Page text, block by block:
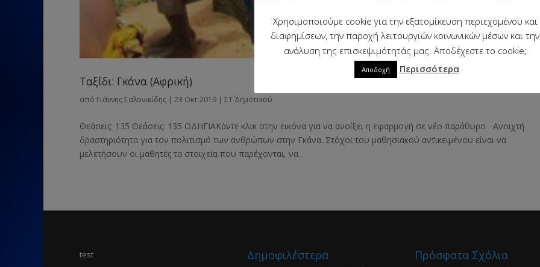
Ταξίδι: Γκάνα (Αφρική)
από Γιάννης Σαλονικίδης | 23 Οκτ 2019 | ΣΤ΄ Δημοτικού
Θεάσεις: 135 Θεάσεις: 135 ΟΔΗΓΙΑΚάντε κλικ στην εικόνα για να ανοίξει η εφαρμογή σε νέο παράθυρο Ανοιχτή
δραστηριότητα για τον πολιτισμό των ανθρώπων στην Γκάνα. Στόχοι του μαθησιακού αντικειμένου είναι να
μελετήσουν οι μαθητές τα στοιχεία που παρέχονται, να...
test
Δημοφιλέστερα Πρόσφατα Σχόλια
Χρησιμοποιούμε cookie για την εξατομίκευση περιεχομένου και
διαφημίσεων, την παροχή λειτουργιών κοινωνικών μέσων και την
ανάλυση της επισκεψιμότητάς μας. Αποδέχεστε το cookie;
Αποδοχή Περισσότερα